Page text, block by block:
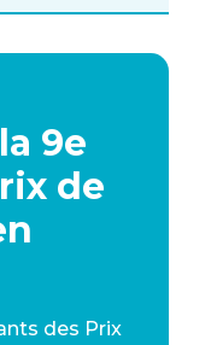
9e
de
des Prix